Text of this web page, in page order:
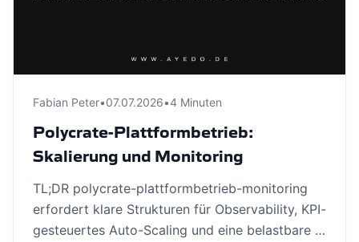
Fabian Peter•07.07.2026•4 Minuten
Polycrate-Plattformbetrieb:
Skalierung und Monitoring
TL;DR polycrate-plattformbetrieb-monitoring
erfordert klare Strukturen für Observability, KPI-
gesteuertes Auto-Scaling und eine belastbare …